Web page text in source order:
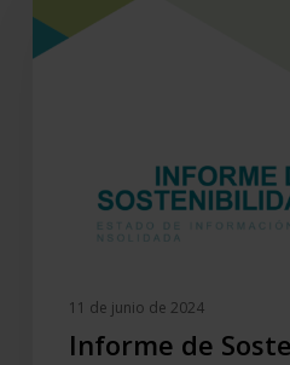
Sostenibilidad
2023
11 de junio de 2024
Informe de